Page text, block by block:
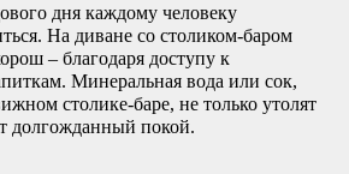
дня каждому человеку
На диване со столиком-баром
– благодаря доступу к
Минеральная вода или сок,
столике-баре, не только утолят
долгожданный покой.